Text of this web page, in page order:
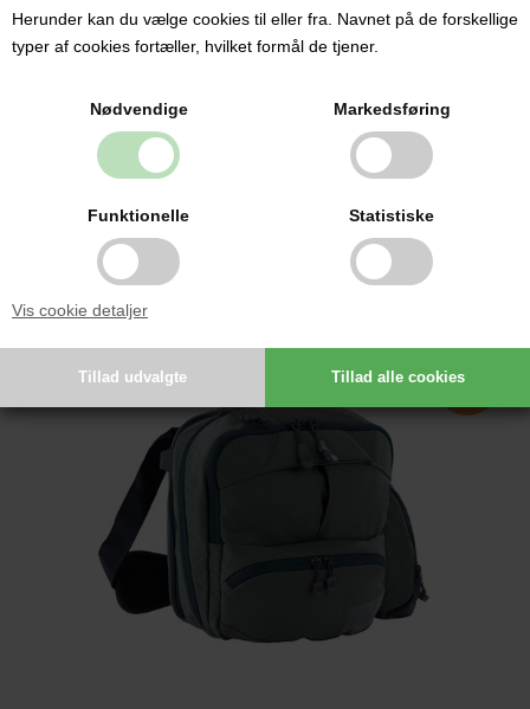
Herunder kan du vælge cookies til eller fra. Navnet på de forskellige
typer af cookies fortæller, hvilket formål de tjener.
Nødvendige Markedsføring
Funktionelle Statistiske
Vis cookie detaljer
VERTX - CONTINGENCY OUTBOUND KIT